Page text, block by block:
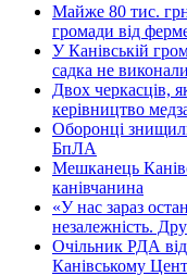
Майже 80 тис.
громади від
У Канівській
садка не
Двох черкасців,
керівництво
Оборонці
БпЛА
Мешканець
канівчанина
«У нас зараз
незалежність.
Очільник РДА
Канівському